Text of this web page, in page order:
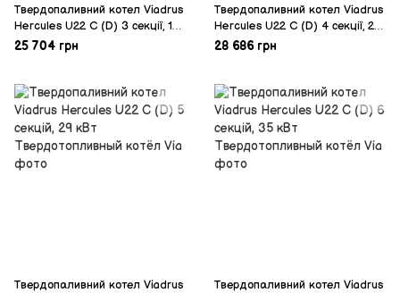
Твердопаливний котел Viadrus
Нercules U22 C (D) 3 секції, 18
кВт
25 704 грн
Твердопаливний котел Viadrus
Нercules U22 C (D) 4 секції, 23
кВт
28 686 грн
Твердопаливний котел Viadrus
Твердопаливний котел Viadrus